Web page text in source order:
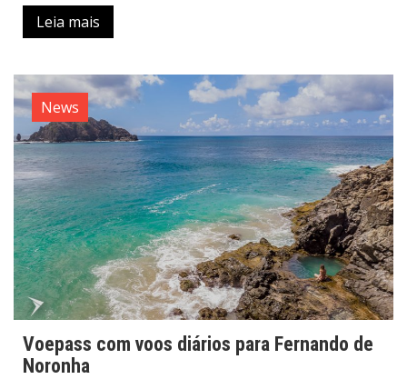
Leia mais
News
Voepass com voos diários para Fernando de
Noronha